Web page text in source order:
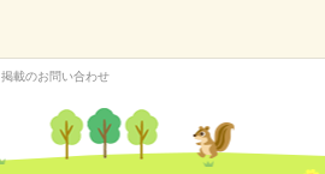
掲載のお問い合わせ